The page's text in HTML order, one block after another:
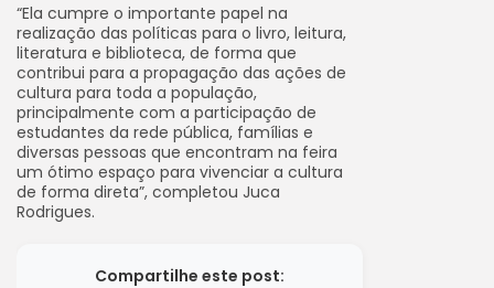
“Ela cumpre o importante papel na
realização das políticas para o livro, leitura,
literatura e biblioteca, de forma que
contribui para a propagação das ações de
cultura para toda a população,
principalmente com a participação de
estudantes da rede pública, famílias e
diversas pessoas que encontram na feira
um ótimo espaço para vivenciar a cultura
de forma direta”, completou Juca
Rodrigues.
Compartilhe este post: